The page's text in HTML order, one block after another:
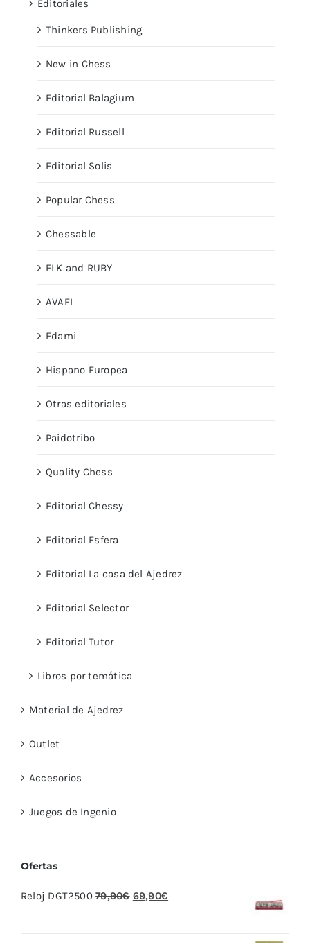
Editoriales
Thinkers Publishing
New in Chess
Editorial Balagium
Editorial Russell
Editorial Solis
Popular Chess
Chessable
ELK and RUBY
AVAEI
Edami
Hispano Europea
Otras editoriales
Paidotribo
Quality Chess
Editorial Chessy
Editorial Esfera
Editorial La casa del Ajedrez
Editorial Selector
Editorial Tutor
Libros por temática
Material de Ajedrez
Outlet
Accesorios
Juegos de Ingenio
Ofertas
Reloj DGT2500 79,90€ El
69,90€